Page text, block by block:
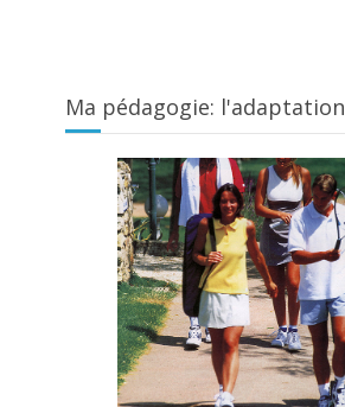
Ma pédagogie: l'adaptation